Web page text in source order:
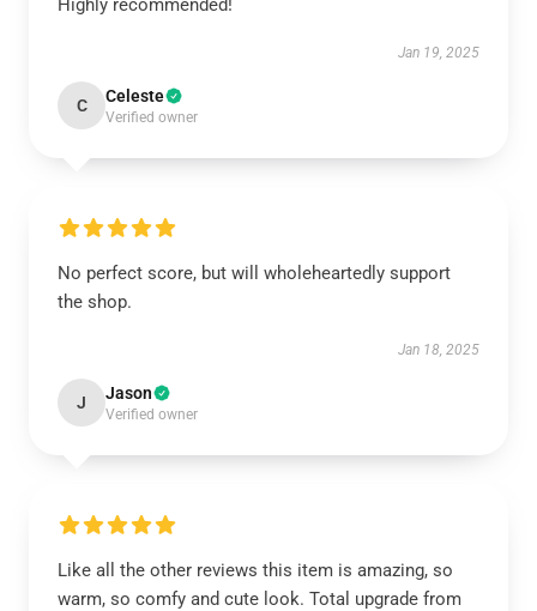
Highly recommended!
Jan 19, 2025
C Celeste
Verified owner
No perfect score, but will wholeheartedly support
the shop.
Jan 18, 2025
J Jason
Verified owner
Like all the other reviews this item is amazing, so
warm, so comfy and cute look. Total upgrade from